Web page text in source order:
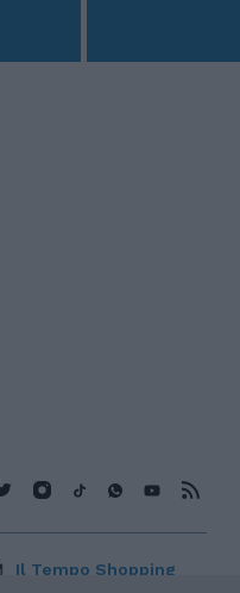
Il Tempo Shopping